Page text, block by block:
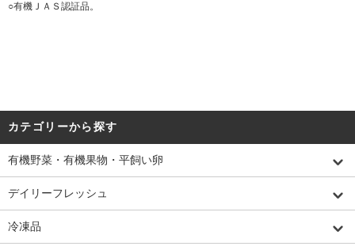
○有機ＪＡＳ認証品。
カテゴリーから探す
有機野菜・有機果物・平飼い卵
デイリーフレッシュ
冷凍品